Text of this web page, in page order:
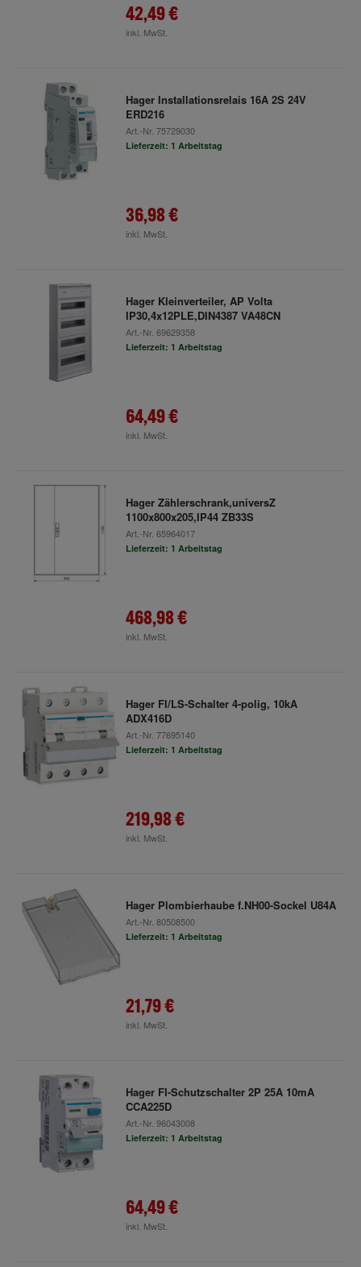
42,49 €
inkl. MwSt.
Hager Installationsrelais 16A 2S 24V
ERD216
Art.-Nr. 75729030
Lieferzeit: 1 Arbeitstag
36,98 €
inkl. MwSt.
Hager Kleinverteiler, AP Volta
IP30,4x12PLE,DIN4387 VA48CN
Art.-Nr. 69629358
Lieferzeit: 1 Arbeitstag
64,49 €
inkl. MwSt.
Hager Zählerschrank,universZ
1100x800x205,IP44 ZB33S
Art.-Nr. 65964017
Lieferzeit: 1 Arbeitstag
468,98 €
inkl. MwSt.
Hager FI/LS-Schalter 4-polig, 10kA
ADX416D
Art.-Nr. 77695140
Lieferzeit: 1 Arbeitstag
219,98 €
inkl. MwSt.
Hager Plombierhaube f.NH00-Sockel U84A
Art.-Nr. 80508500
Lieferzeit: 1 Arbeitstag
21,79 €
inkl. MwSt.
Hager FI-Schutzschalter 2P 25A 10mA
CCA225D
Art.-Nr. 96043008
Lieferzeit: 1 Arbeitstag
64,49 €
inkl. MwSt.